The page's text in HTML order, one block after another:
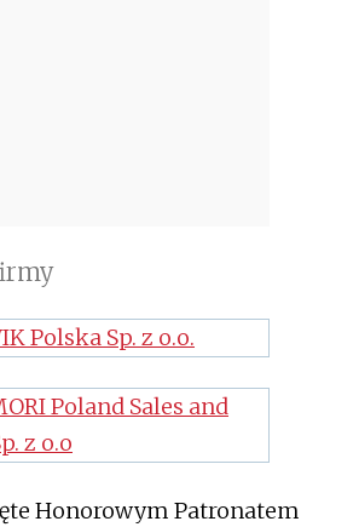
Honorowym Patronatem